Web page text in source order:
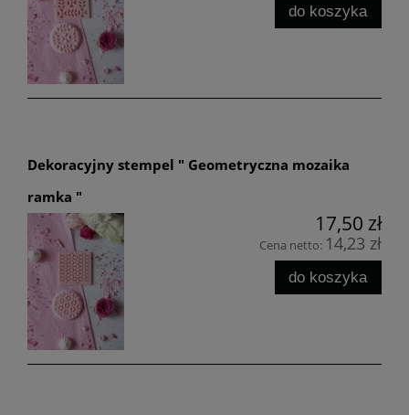
do koszyka
Dekoracyjny stempel " Geometryczna mozaika
ramka "
17,50 zł
Cena netto: 14,23 zł
do koszyka